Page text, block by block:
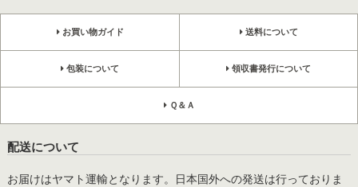
お買い物ガイド 送料について
包装について 領収書発行について
Ｑ＆Ａ
配送について
お届けはヤマト運輸となります。日本国外への発送は行っておりま